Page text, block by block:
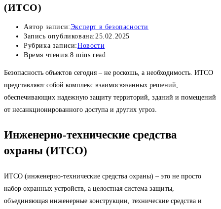
(ИТСО)
Автор записи:Эксперт в безопасности
Запись опубликована:25.02.2025
Рубрика записи:Новости
Время чтения:8 mins read
Безопасность объектов сегодня – не роскошь, а необходимость. ИТСО
представляют собой комплекс взаимосвязанных решений,
обеспечивающих надежную защиту территорий, зданий и помещений
от несанкционированного доступа и других угроз.
Инженерно-технические средства
охраны (ИТСО)
ИТСО (инженерно-технические средства охраны) – это не просто
набор охранных устройств, а целостная система защиты,
объединяющая инженерные конструкции, технические средства и